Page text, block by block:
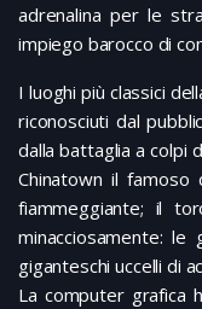
adrenalina per le
impiego barocco di
I luoghi più classici
riconosciuti dal
dalla battaglia a colpi
Chinatown il
fiammeggiante; il
minacciosamente:
giganteschi uccelli di
La computer grafica